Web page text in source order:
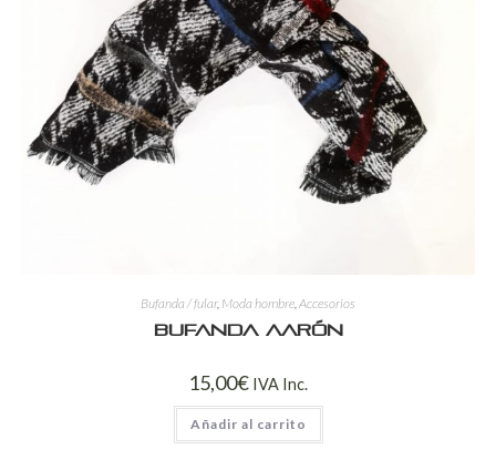
Bufanda / fular, Moda hombre Accesorios
Bufanda Aarón
15,00€ IVA Inc.
Añadir al carrito